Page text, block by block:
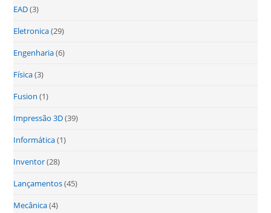
EAD(3)
Eletronica(29)
Engenharia(6)
Física(3)
Fusion (1)
Impressão 3D(39)
Informática(1)
Inventor(28)
Lançamentos(45)
Mecânica(4)